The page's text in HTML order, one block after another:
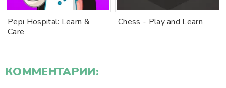
Pepi Hospital: Learn &
Care
Chess - Play and Learn
КОММЕНТАРИИ: